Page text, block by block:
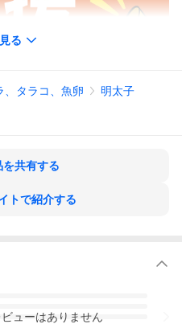
る
、タラコ、魚卵 明太子
を共有する
トで紹介する
ューはありません